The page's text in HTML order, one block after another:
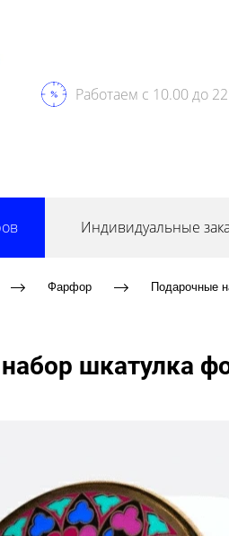
Работаем с 10.00 до
Индивидуальные
Фарфор Подарочные
шкатулка